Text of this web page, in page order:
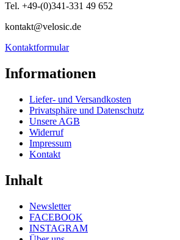
Tel. +49-(0)341-331 49 652
kontakt@velosic.de
Kontaktformular
Informationen
Liefer- und Versandkosten
Privatsphäre und Datenschutz
Unsere AGB
Widerruf
Impressum
Kontakt
Inhalt
Newsletter
FACEBOOK
INSTAGRAM